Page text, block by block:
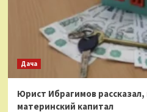
Дача
Юрист Ибрагимов
материнский капитал